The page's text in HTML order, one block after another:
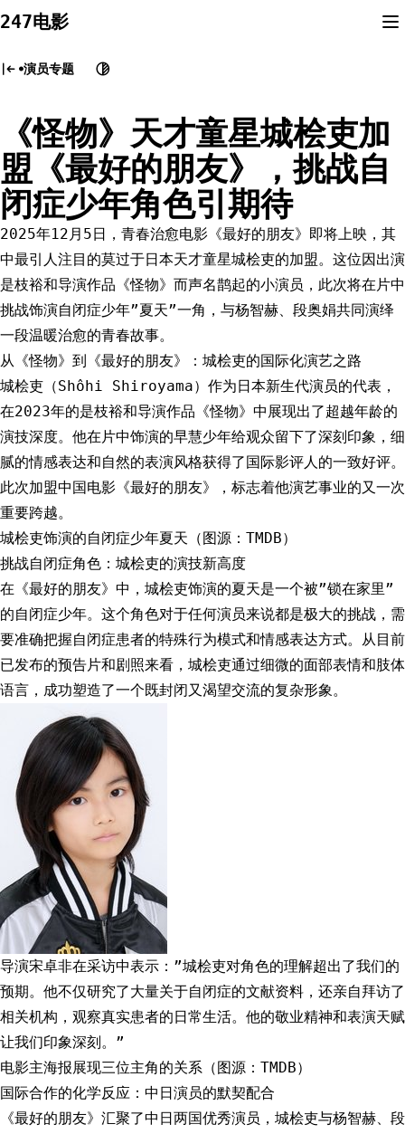
to
247电影
演员专题
《怪物》天才童星城桧吏加
盟《最好的朋友》，挑战自
闭症少年角色引期待
2025年12月5日，青春治愈电影《最好的朋友》即将上映，其
中最引人注目的莫过于日本天才童星城桧吏的加盟。这位因出演
是枝裕和导演作品《怪物》而声名鹊起的小演员，此次将在片中
挑战饰演自闭症少年”夏天”一角，与杨智赫、段奥娟共同演绎
一段温暖治愈的青春故事。
从《怪物》到《最好的朋友》：城桧吏的国际化演艺之路
城桧吏（Shôhi Shiroyama）作为日本新生代演员的代表，
在2023年的是枝裕和导演作品《怪物》中展现出了超越年龄的
演技深度。他在片中饰演的早慧少年给观众留下了深刻印象，细
腻的情感表达和自然的表演风格获得了国际影评人的一致好评。
此次加盟中国电影《最好的朋友》，标志着他演艺事业的又一次
重要跨越。
城桧吏饰演的自闭症少年夏天（图源：TMDB）
挑战自闭症角色：城桧吏的演技新高度
在《最好的朋友》中，城桧吏饰演的夏天是一个被”锁在家里”
的自闭症少年。这个角色对于任何演员来说都是极大的挑战，需
要准确把握自闭症患者的特殊行为模式和情感表达方式。从目前
已发布的预告片和剧照来看，城桧吏通过细微的面部表情和肢体
语言，成功塑造了一个既封闭又渴望交流的复杂形象。
导演宋卓非在采访中表示：”城桧吏对角色的理解超出了我们的
预期。他不仅研究了大量关于自闭症的文献资料，还亲自拜访了
相关机构，观察真实患者的日常生活。他的敬业精神和表演天赋
让我们印象深刻。”
电影主海报展现三位主角的关系（图源：TMDB）
国际合作的化学反应：中日演员的默契配合
《最好的朋友》汇聚了中日两国优秀演员，城桧吏与杨智赫、段